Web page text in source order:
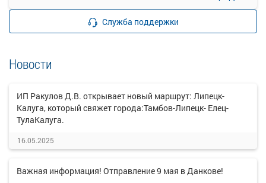
Служба поддержки
Новости
ИП Ракулов Д.В. открывает новый маршрут: Липецк-
Калуга, который свяжет города:Тамбов-Липецк- Елец-
ТулаКалуга.
16.05.2025
Важная информация! Отправление 9 мая в Данкове!